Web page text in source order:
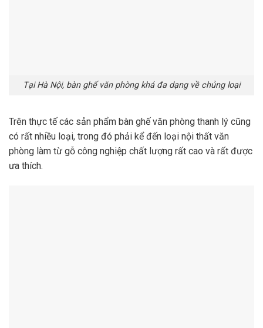
Tại Hà Nội, bàn ghế văn phòng khá đa dạng về chủng loại
Trên thực tế các sản phẩm bàn ghế văn phòng thanh lý cũng
có rất nhiều loại, trong đó phải kể đến loại nội thất văn
phòng làm từ gỗ công nghiệp chất lượng rất cao và rất được
ưa thích.